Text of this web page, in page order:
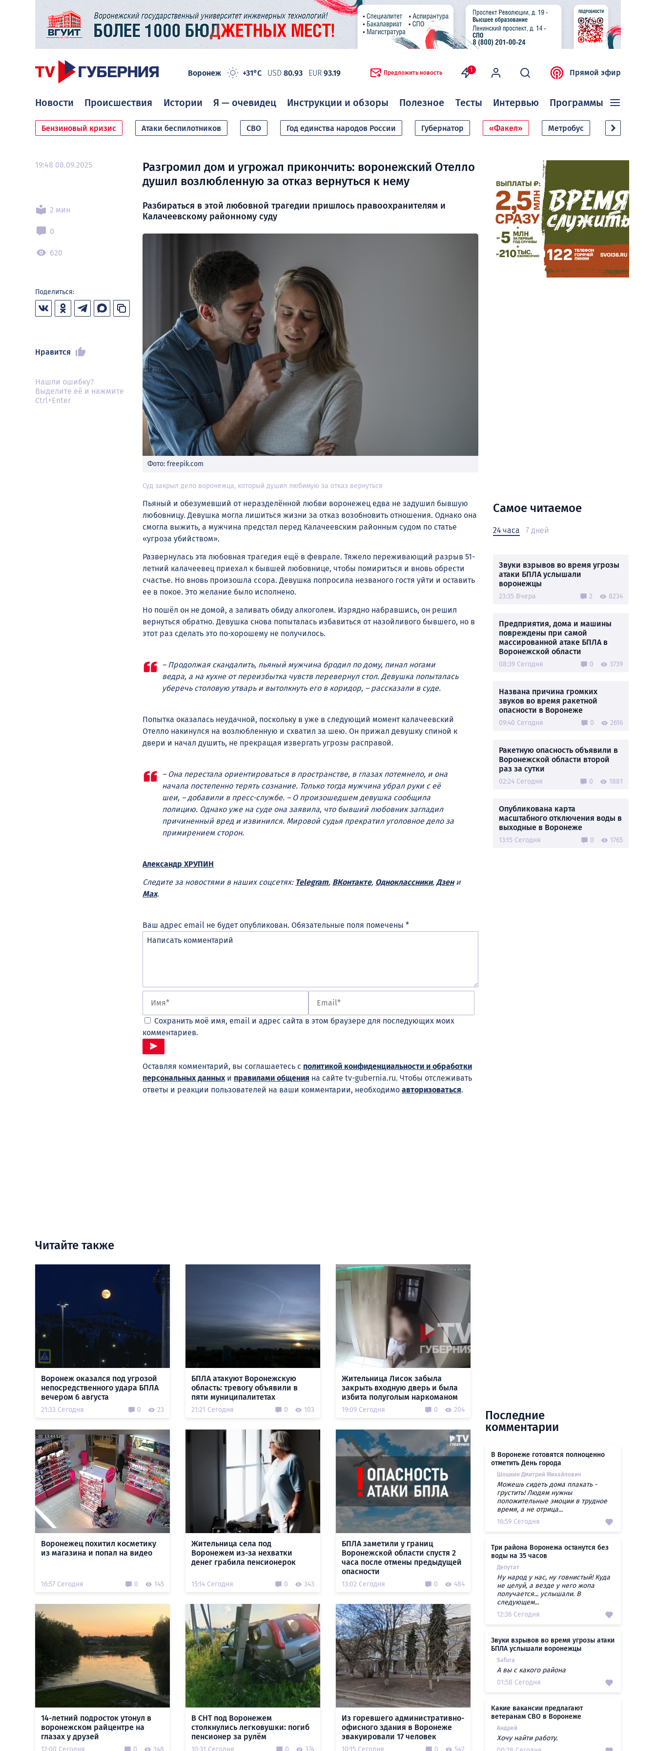
Воронеж +31°C USD 80.93 EUR 93.19 Предложить новость 1 Прямой эфир
Новости Происшествия Истории Я — очевидец Инструкции и обзоры Полезное Тесты Интервью Программы
Бензиновый кризис Атаки беспилотников СВО Год единства народов России Губернатор «Факел» Метробус Дачный
19:48 08.09.2025
2 мин
0
620
Поделиться:
Нравится
Нашли ошибку?
Выделите её и нажмите
Ctrl+Enter
Разгромил дом и угрожал прикончить: воронежский Отелло
душил возлюбленную за отказ вернуться к нему
Разбираться в этой любовной трагедии пришлось правоохранителям и
Калачеевскому районному суду
Фото: freepik.com
Суд закрыл дело воронежца, который душил любимую за отказ вернуться
Пьяный и обезумевший от неразделённой любви воронежец едва не задушил бывшую
любовницу. Девушка могла лишиться жизни за отказ возобновить отношения. Однако она
смогла выжить, а мужчина предстал перед Калачеевским районным судом по статье
«угроза убийством».
Развернулась эта любовная трагедия ещё в феврале. Тяжело переживающий разрыв 51-
летний калачеевец приехал к бывшей любовнице, чтобы помириться и вновь обрести
счастье. Но вновь произошла ссора. Девушка попросила незваного гостя уйти и оставить
ее в покое. Это желание было исполнено.
Но пошёл он не домой, а заливать обиду алкоголем. Изрядно набравшись, он решил
вернуться обратно. Девушка снова попыталась избавиться от назойливого бывшего, но в
этот раз сделать это по-хорошему не получилось.
– Продолжая скандалить, пьяный мужчина бродил по дому, пинал ногами
ведра, а на кухне от переизбытка чувств перевернул стол. Девушка попыталась
уберечь столовую утварь и вытолкнуть его в коридор, – рассказали в суде.
Попытка оказалась неудачной, поскольку в уже в следующий момент калачеевский
Отелло накинулся на возлюбленную и схватил за шею. Он прижал девушку спиной к
двери и начал душить, не прекращая извергать угрозы расправой.
– Она перестала ориентироваться в пространстве, в глазах потемнело, и она
начала постепенно терять сознание. Только тогда мужчина убрал руки с её
шеи, – добавили в пресс-службе. – О произошедшем девушка сообщила
полицию. Однако уже на суде она заявила, что бывший любовник загладил
причиненный вред и извинился. Мировой судья прекратил уголовное дело за
примирением сторон.
Александр ХРУПИН
Следите за новостями в наших соцсетях: Telegram, ВКонтакте, Одноклассники, Дзени
Max.
Ваш адрес email не будет опубликован. Обязательные поля помечены *
Сохранить моё имя, email и адрес сайта в этом браузере для последующих моих
комментариев.
Оставляя комментарий, вы соглашаетесь с политикой конфиденциальности и обработки
персональных данных и правилами общения на сайте tv-gubernia.ru. Чтобы отслеживать
ответы и реакции пользователей на ваши комментарии, необходимо авторизоваться.
Самое читаемое
24 часа 7 дней
Звуки взрывов во время угрозы
атаки БПЛА услышали
воронежцы
23:35 Вчера 2 8234
Предприятия, дома и машины
повреждены при самой
массированной атаке БПЛА в
Воронежской области
08:39 Сегодня 0 3739
Названа причина громких
звуков во время ракетной
опасности в Воронеже
09:40 Сегодня 0 2616
Ракетную опасность объявили в
Воронежской области второй
раз за сутки
02:24 Сегодня 0 1881
Опубликована карта
масштабного отключения воды в
выходные в Воронеже
13:15 Сегодня 0 1765
Читайте также
Воронеж оказался под угрозой
непосредственного удара БПЛА
вечером 6 августа
21:33 Сегодня 0 23
БПЛА атакуют Воронежскую
область: тревогу объявили в
пяти муниципалитетах
21:21 Сегодня 0 103
Жительница Лисок забыла
закрыть входную дверь и была
избита полуголым наркоманом
19:09 Сегодня 0 204
Воронежец похитил косметику
из магазина и попал на видео
16:57 Сегодня 0 145
Жительница села под
Воронежем из-за нехватки
денег грабила пенсионерок
15:14 Сегодня 0 343
БПЛА заметили у границ
Воронежской области спустя 2
часа после отмены предыдущей
опасности
13:02 Сегодня 0 484
14-летний подросток утонул в
воронежском райцентре на
глазах у друзей
В СНТ под Воронежем
столкнулись легковушки: погиб
пенсионер за рулём
Из горевшего административно-
офисного здания в Воронеже
эвакуировали 17 человек
Последние
комментарии
В Воронеже готовятся полноценно
отметить День города
Шошкин Дмитрий Михайлович
Можешь сидеть дома плакать -
грустить! Людям нужны
положительные эмоции в трудное
время, а не отрица...
16:59 Сегодня
Три района Воронежа останутся без
воды на 35 часов
Депутат
Ну народ у нас, ну говнистый! Куда
не целуй, а везде у него жопа
получается... услышали. В
следующем...
12:36 Сегодня
Звуки взрывов во время угрозы атаки
БПЛА услышали воронежцы
Safura
А вы с какого района
01:58 Сегодня
Какие вакансии предлагают
ветеранам СВО в Воронеже
Андрей
Хочу найти работу.